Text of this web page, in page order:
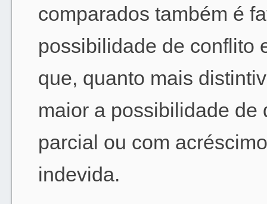
comparados também é
possibilidade de conflito
que, quanto mais
maior a possibilidade de
parcial ou com
indevida.